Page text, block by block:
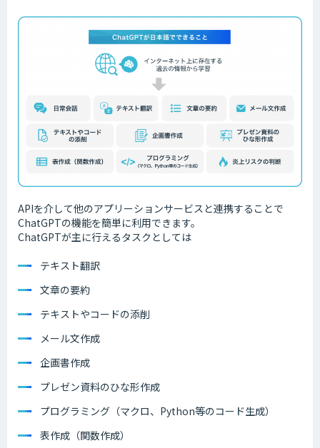
APIを介して他のアプリーションサービスと連携することで
ChatGPTの機能を簡単に利用できます。
ChatGPTが主に行えるタスクとしては
テキスト翻訳
文章の要約
テキストやコードの添削
メール文作成
企画書作成
プレゼン資料のひな形作成
プログラミング（マクロ、Python等のコード生成）
表作成（関数作成）